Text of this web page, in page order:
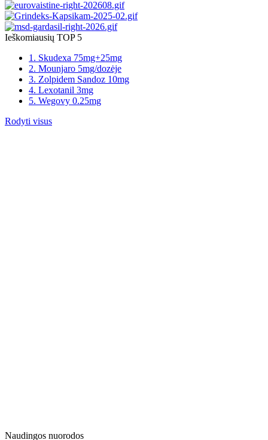
Ieškomiausių TOP 5
1. Skudexa 75mg+25mg
2. Mounjaro 5mg/dozėje
3. Zolpidem Sandoz 10mg
4. Lexotanil 3mg
5. Wegovy 0.25mg
Rodyti visus
Naudingos nuorodos